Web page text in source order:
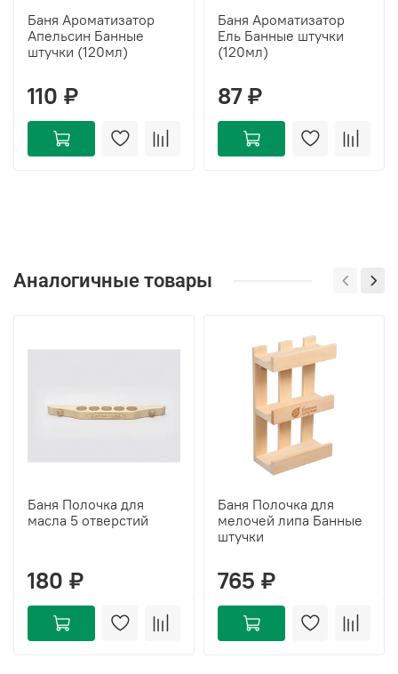
Баня Ароматизатор
Апельсин Банные
штучки (120мл)
110 ₽
Баня Ароматизатор
Ель Банные штучки
(120мл)
87 ₽
Аналогичные товары
Баня Полочка для
масла 5 отверстий
180 ₽
Баня Полочка для
мелочей липа Банные
штучки
765 ₽